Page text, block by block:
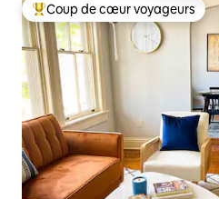
Coups de cœur voyageurs les
Coup de cœur voyageurs